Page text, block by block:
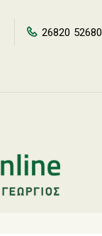
26820 52680